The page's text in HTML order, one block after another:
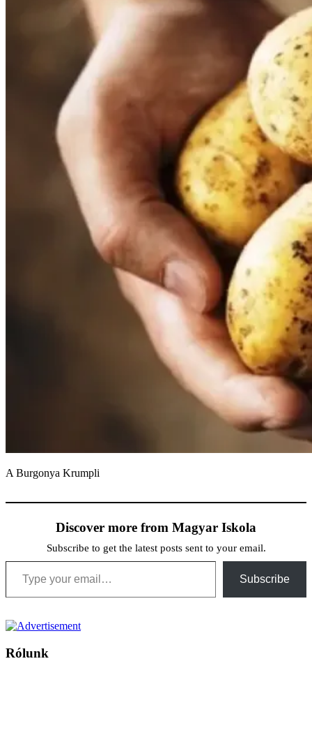
A Burgonya Krumpli
Discover more from Magyar Iskola
Subscribe to get the latest posts sent to your email.
Type your email…
Subscribe
Rólunk